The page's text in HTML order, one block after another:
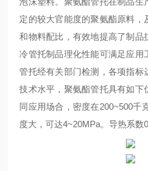
定的较大官能度的聚氨酯原料，
和物料配比，有效地提高了制品
冷管托制品理化性能可满足应用
管托经有关部门检测，各项指标
技术水平，聚氨酯管托具有如下
同应用场合，密度在200~500千
度大，可达4~20MPa。导热系数